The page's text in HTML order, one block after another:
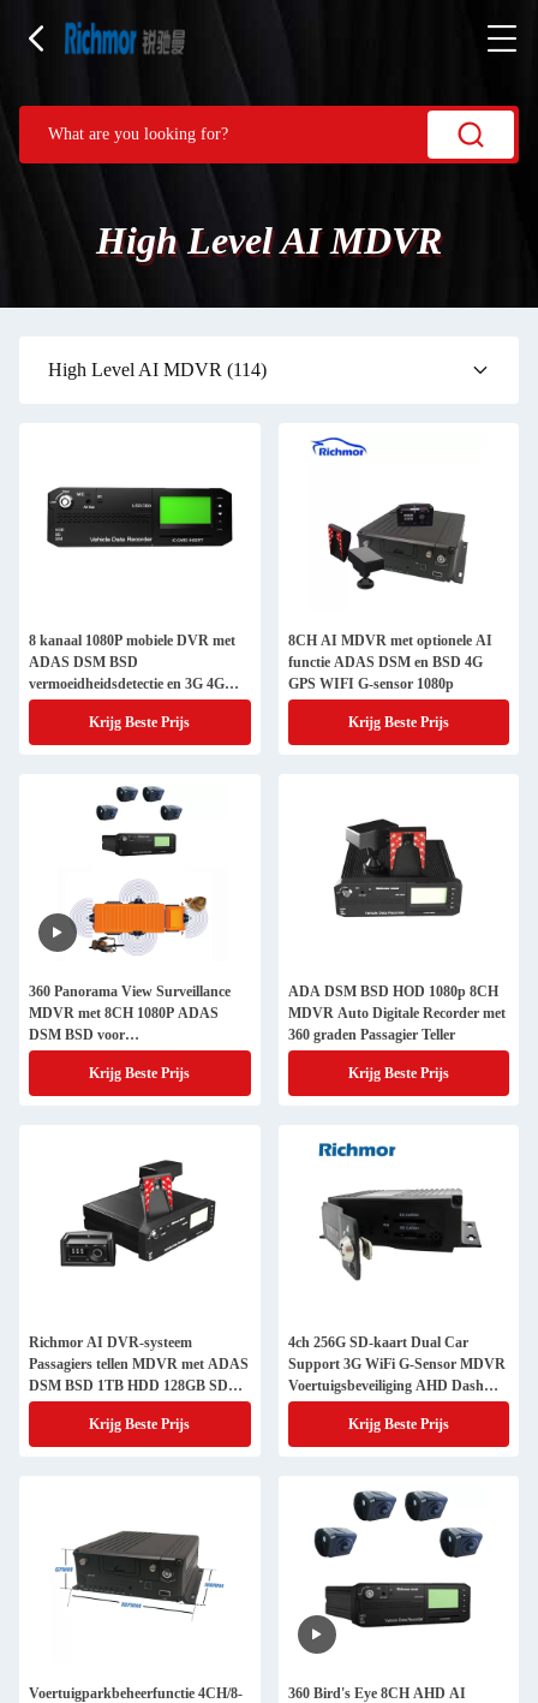
High Level AI MDVR
High Level AI MDVR (114)
8 kanaal 1080P mobiele DVR met
ADAS DSM BSD
vermoeidheidsdetectie en 3G 4G
GPS Wifi
Krijg Beste Prijs
8CH AI MDVR met optionele AI
functie ADAS DSM en BSD 4G
GPS WIFI G-sensor 1080p
Krijg Beste Prijs
360 Panorama View Surveillance
MDVR met 8CH 1080P ADAS
DSM BSD voor
vrachtwagenbewaking
Krijg Beste Prijs
ADA DSM BSD HOD 1080p 8CH
MDVR Auto Digitale Recorder met
360 graden Passagier Teller
Krijg Beste Prijs
Richmor AI DVR-systeem
Passagiers tellen MDVR met ADAS
DSM BSD 1TB HDD 128GB SD
kaart
Krijg Beste Prijs
4ch 256G SD-kaart Dual Car
Support 3G WiFi G-Sensor MDVR
Voertuigsbeveiliging AHD Dash
Cam
Krijg Beste Prijs
Voertuigparkbeheerfunctie 4CH/8-
360 Bird's Eye 8CH AHD AI